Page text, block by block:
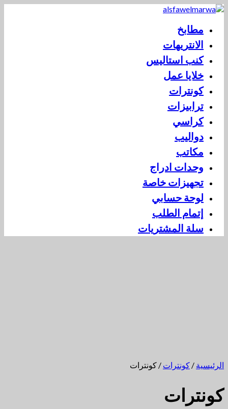
مطابخ
الانتريهات
كنب استاليس
خلايا عمل
كونترات
ترابيزات
كراسي
دواليب
مكاتب
وحدات ادراج
تجهيزات خاصة
لوحة حسابي
إتمام الطلب
سلة المشتريات
الرئيسية / كونترات / كونترات
كونترات